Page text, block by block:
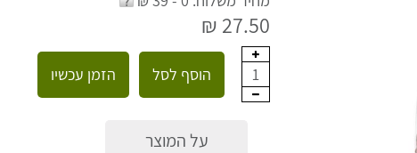
27.50 ₪
1 הוסף לסל הזמן עכשיו
על המוצר